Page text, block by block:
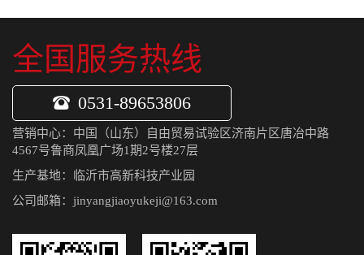
全国服务热线
0531-89653806
营销中心：中国（山东）自由贸易试验区济南片区唐冶中路
4567号鲁商凤凰广场1期2号楼27层
生产基地：临沂市高新科技产业园
公司邮箱：jinyangjiaoyukeji@163.com